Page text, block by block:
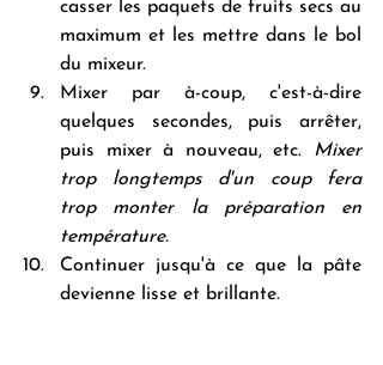
casser les paquets de fruits secs au
maximum et les mettre dans le bol
du mixeur.
Mixer par à-coup, c'est-à-dire
quelques secondes, puis arrêter,
puis mixer à nouveau, etc. Mixer
trop longtemps d'un coup fera
trop monter la préparation en
température.
Continuer jusqu'à ce que la pâte
devienne lisse et brillante.